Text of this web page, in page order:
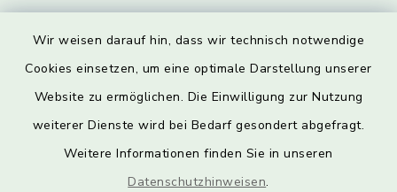
Wir weisen darauf hin, dass wir technisch notwendige
Cookies einsetzen, um eine optimale Darstellung unserer
Website zu ermöglichen. Die Einwilligung zur Nutzung
weiterer Dienste wird bei Bedarf gesondert abgefragt.
Weitere Informationen finden Sie in unseren
Datenschutzhinweisen.
Barrierefreiheit